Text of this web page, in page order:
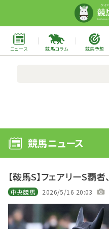
ニュース 競馬コラム 競馬予想
競馬ニュース
【鞍馬S】フェアリーS覇
中央競馬 2026/5/16 20:03